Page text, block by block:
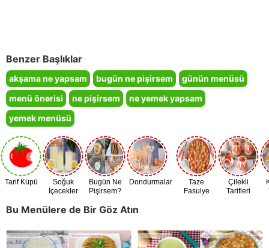
Benzer Başlıklar
akşama ne yapsam bugün ne pişirsem
günün menüsü
menü önerisi
ne pişirsem
ne yemek yapsam
yemek menüsü
Tarif Küpü
Soğuk
İçecekler
Bugün Ne
Pişirsem?
Dondurmalar
Taze
Fasulye
Çilekli
Tarifleri
Bu Menülere de Bir Göz Atın